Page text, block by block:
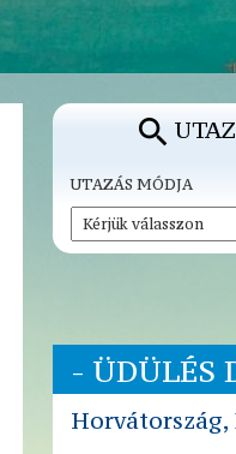
UTAZÁS MÓDJA
- ÜDÜLÉS
Horvátország,